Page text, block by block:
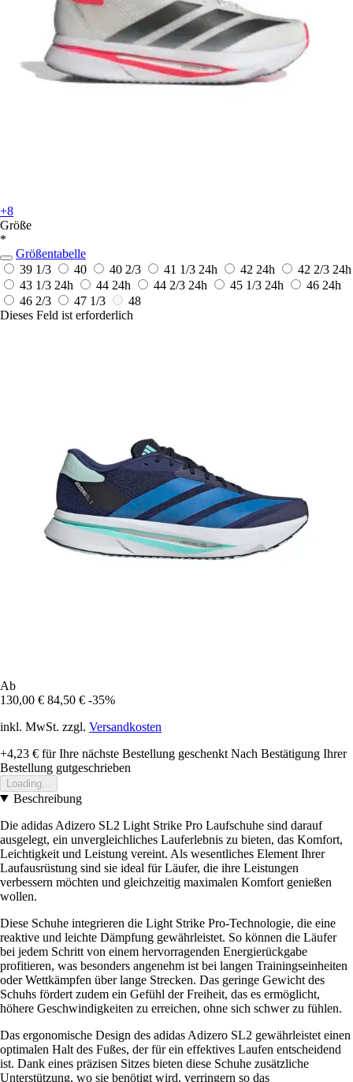
+8
Größe
*
Größentabelle
39 1/3
40 40 2/3 41 1/3 24h 42 24h 42 2/3 24h
43 1/3 24h 44 24h 44 2/3 24h 45 1/3 24h 46 24h
46 2/3
47 1/3
48
Dieses Feld ist erforderlich
Ab
130,00 € 84,50 € -35%
inkl. MwSt. zzgl. Versandkosten
+4,23 € für Ihre nächste Bestellung geschenkt Nach Bestätigung Ihrer
Bestellung gutgeschrieben
Loading...
Beschreibung
Die adidas Adizero SL2 Light Strike Pro Laufschuhe sind darauf
ausgelegt, ein unvergleichliches Lauferlebnis zu bieten, das Komfort,
Leichtigkeit und Leistung vereint. Als wesentliches Element Ihrer
Laufausrüstung sind sie ideal für Läufer, die ihre Leistungen
verbessern möchten und gleichzeitig maximalen Komfort genießen
wollen.
Diese Schuhe integrieren die Light Strike Pro-Technologie, die eine
reaktive und leichte Dämpfung gewährleistet. So können die Läufer
bei jedem Schritt von einem hervorragenden Energierückgabe
profitieren, was besonders angenehm ist bei langen Trainingseinheiten
oder Wettkämpfen über lange Strecken. Das geringe Gewicht des
Schuhs fördert zudem ein Gefühl der Freiheit, das es ermöglicht,
höhere Geschwindigkeiten zu erreichen, ohne sich schwer zu fühlen.
Das ergonomische Design des adidas Adizero SL2 gewährleistet einen
optimalen Halt des Fußes, der für ein effektives Laufen entscheidend
ist. Dank eines präzisen Sitzes bieten diese Schuhe zusätzliche
Unterstützung, wo sie benötigt wird, verringern so das